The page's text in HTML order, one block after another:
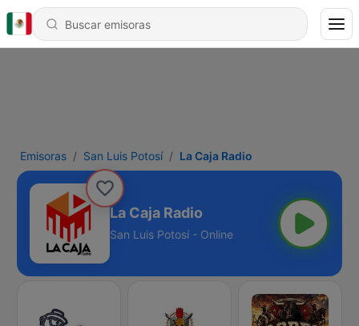
Emisoras San Luis Potosí La Caja Radio
La Caja Radio
San Luis Potosí - Online